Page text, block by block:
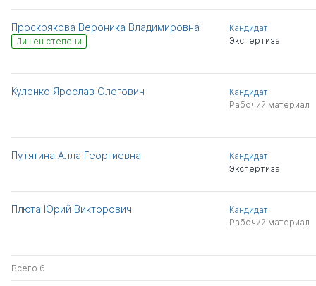
Проскрякова Вероника Владимировна
Лишен степени
Кандидат
Экспертиза
Куленко Ярослав Олегович
Кандидат
Рабочий материал
Путятина Алла Георгиевна
Кандидат
Экспертиза
Плюта Юрий Викторович
Кандидат
Рабочий материал
Всего 6